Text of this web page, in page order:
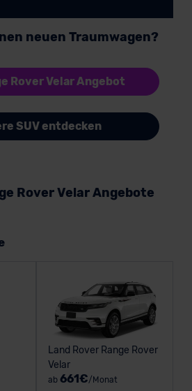
neuen Traumwagen?
Rover Velar Angebot
SUV entdecken
Rover Velar Angebote
Land Rover Range Rover
Velar
ab 661€/Monat